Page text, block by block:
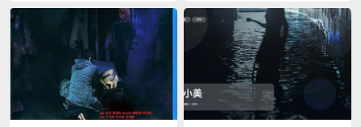
一部异世界“龙傲天”动画，一
个高中生被召唤到异世界，虽
然职业是“暗杀者”，却意外地
获得了比“勇者”还强的逆天属
性，从此开启了一段扮猪吃老
虎的冒险之旅⚔️｜ JP